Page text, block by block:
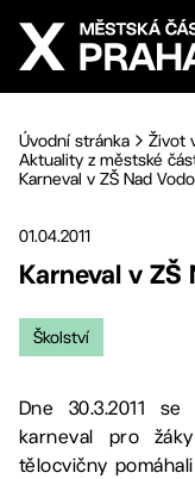
Přejít na hlavní
Úvodní stránka Život
Aktuality z městské
Karneval v ZŠ Nad
01.04.2011
Karneval v ZŠ
Školství
Dne 30.3.2011
karneval pro
tělocvičny